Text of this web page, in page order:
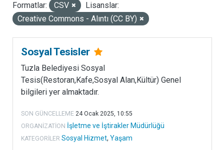
Formatlar:
CSV
Lisanslar:
Creative Commons - Alıntı (CC BY)
Sosyal Tesisler
Tuzla Belediyesi Sosyal
Tesis(Restoran,Kafe,Sosyal Alan,Kültür) Genel
bilgileri yer almaktadır.
SON GÜNCELLEME 24 Ocak 2025, 10:55
ORGANIZATION İşletme ve İştirakler Müdürlüğü
KATEGORILER Sosyal Hizmet, Yaşam